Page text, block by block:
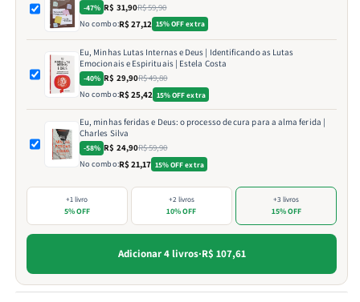
-47% R$ 31,90R$ 59,90
No combo:R$ 27,12 15% OFF extra
Eu, Minhas Lutas Internas e Deus | Identificando as Lutas
Emocionais e Espirituais | Estela Costa
-40% R$ 29,90R$ 49,80
No combo:R$ 25,42 15% OFF extra
Eu, minhas feridas e Deus: o processo de cura para a alma ferida |
Charles Silva
-58% R$ 24,90R$ 59,90
No combo:R$ 21,17 15% OFF extra
+1 livro
5% OFF
+2 livros
10% OFF
+3 livros
15% OFF
Adicionar 4 livros·R$ 107,61